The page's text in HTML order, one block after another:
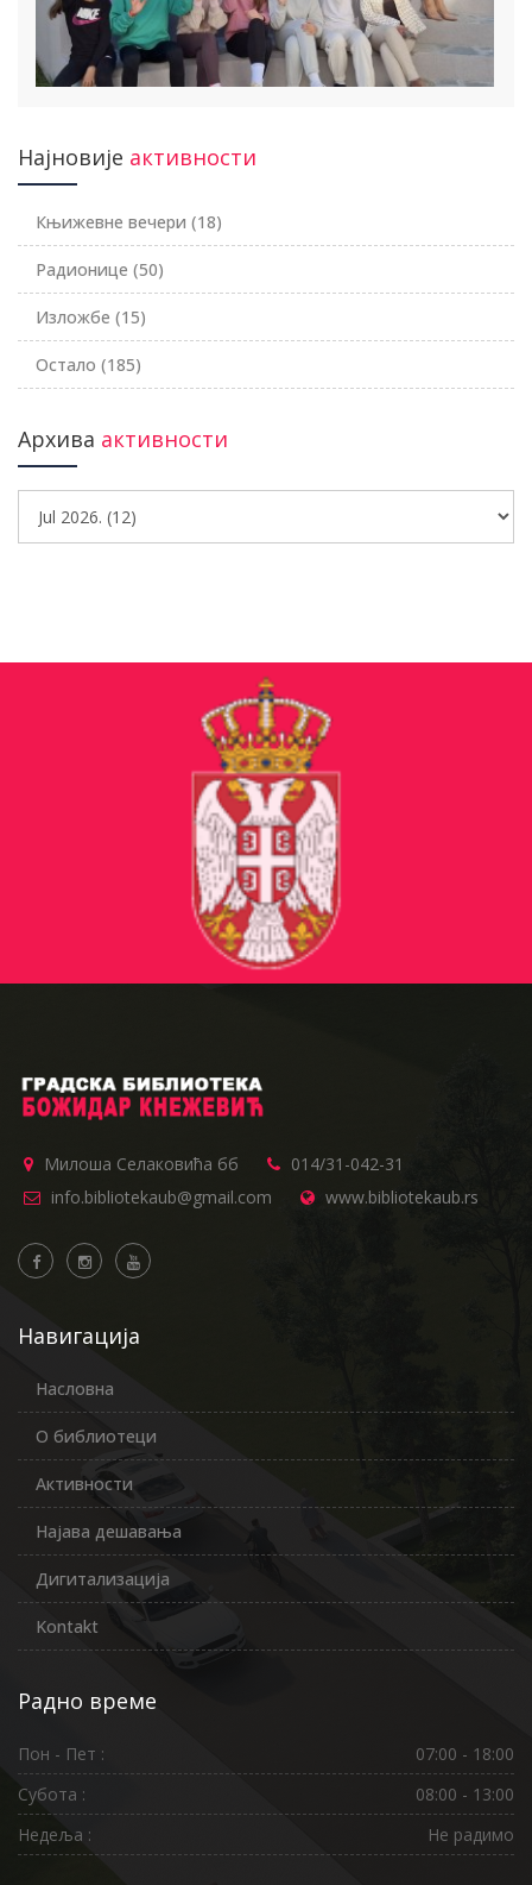
Најновије активности
Књижевне вечери (18)
Радионице (50)
Изложбе (15)
Остало (185)
Архива активности
Милоша Селаковића бб
014/31-042-31
info.bibliotekaub@gmail.com
www.bibliotekaub.rs
Навигација
Насловна
О библиотеци
Активности
Најава дешавања
Дигитализација
Kontakt
Радно време
Пон - Пет :
07:00 - 18:00
Субота :
08:00 - 13:00
Недеља :
Не радимо